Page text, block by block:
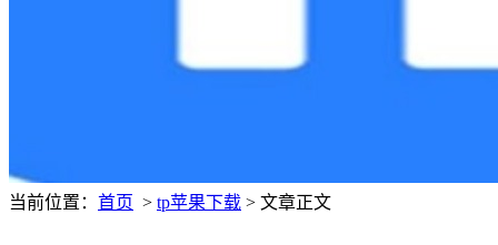
当前位置： 首页 > tp苹果下载 > 文章正文